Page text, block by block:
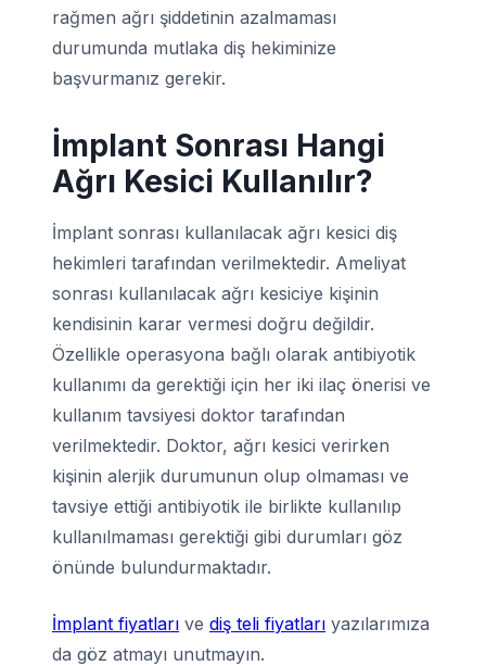
rağmen ağrı şiddetinin azalmaması
durumunda mutlaka diş hekiminize
başvurmanız gerekir.
İmplant Sonrası Hangi
Ağrı Kesici Kullanılır?
İmplant sonrası kullanılacak ağrı kesici diş
hekimleri tarafından verilmektedir. Ameliyat
sonrası kullanılacak ağrı kesiciye kişinin
kendisinin karar vermesi doğru değildir.
Özellikle operasyona bağlı olarak antibiyotik
kullanımı da gerektiği için her iki ilaç önerisi ve
kullanım tavsiyesi doktor tarafından
verilmektedir. Doktor, ağrı kesici verirken
kişinin alerjik durumunun olup olmaması ve
tavsiye ettiği antibiyotik ile birlikte kullanılıp
kullanılmaması gerektiği gibi durumları göz
önünde bulundurmaktadır.
İmplant fiyatları ve diş teli fiyatları yazılarımıza
da göz atmayı unutmayın.